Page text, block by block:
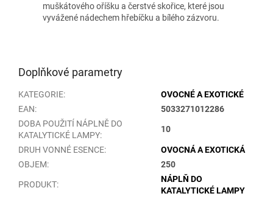
muškátového oříšku a čerstvé skořice, které jsou
vyvážené nádechem hřebíčku a bílého zázvoru.
Doplňkové parametry
KATEGORIE:
OVOCNÉ A EXOTICKÉ
EAN:
5033271012286
DOBA POUŽITÍ NÁPLNĚ DO
KATALYTICKÉ LAMPY:
10
DRUH VONNÉ ESENCE:
OVOCNÁ A EXOTICKÁ
OBJEM: 250
PRODUKT:
NÁPLŇ DO
KATALYTICKÉ LAMPY